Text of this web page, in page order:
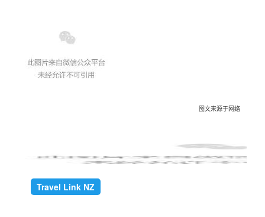
图文来源于网络
Travel Link NZ